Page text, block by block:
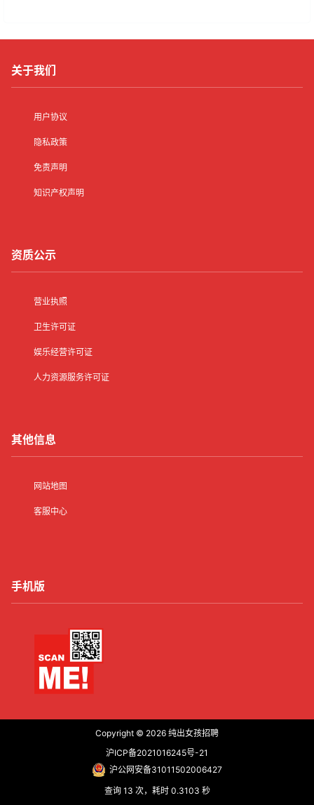
关于我们
用户协议
隐私政策
免责声明
知识产权声明
资质公示
营业执照
卫生许可证
娱乐经营许可证
人力资源服务许可证
其他信息
网站地图
客服中心
手机版
Copyright © 2026 纯出女孩招聘
沪ICP备2021016245号-21
沪公网安备31011502006427
查询 13 次，耗时 0.3103 秒